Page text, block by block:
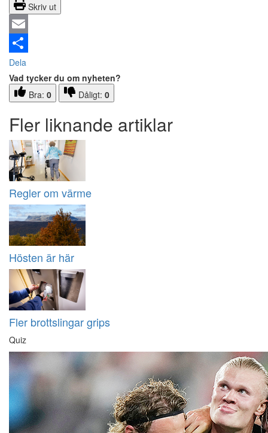
Skriv ut
Email
Dela
Vad tycker du om nyheten?
Bra: 0 Dåligt: 0
Fler liknande artiklar
Regler om värme
Hösten är här
Fler brottslingar grips
Quiz